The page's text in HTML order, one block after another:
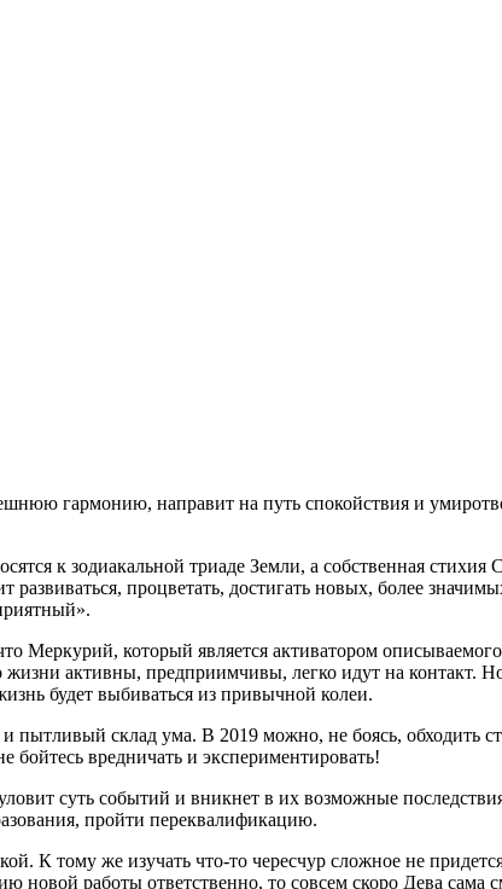
гармонию, направит на путь спокойствия и
к зодиакальной триаде Земли, а собственная
процветать, достигать новых, более
Меркурий, который является активатором
активны, предприимчивы, легко идут на контакт.
будет выбиваться из привычной колеи.
пытливый склад ума. В 2019 можно, не боясь, обходить
бойтесь вредничать и экспериментировать!
суть событий и вникнет в их возможные
пройти переквалификацию.
К тому же изучать что-то чересчур сложное не
новой работы ответственно, то совсем скоро Дева сама